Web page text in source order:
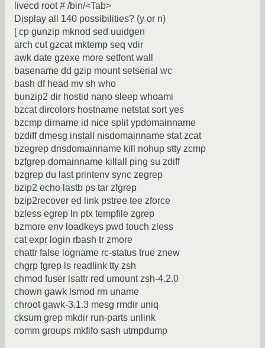
livecd root # /bin/<Tab>
Display all 140 possibilities? (y or n)
[ cp gunzip mknod sed uuidgen
arch cut gzcat mktemp seq vdir
awk date gzexe more setfont wall
basename dd gzip mount setserial wc
bash df head mv sh who
bunzip2 dir hostid nano sleep whoami
bzcat dircolors hostname netstat sort yes
bzcmp dirname id nice split ypdomainname
bzdiff dmesg install nisdomainname stat zcat
bzegrep dnsdomainname kill nohup stty zcmp
bzfgrep domainname killall ping su zdiff
bzgrep du last printenv sync zegrep
bzip2 echo lastb ps tar zfgrep
bzip2recover ed link pstree tee zforce
bzless egrep ln ptx tempfile zgrep
bzmore env loadkeys pwd touch zless
cat expr login rbash tr zmore
chattr false logname rc-status true znew
chgrp fgrep ls readlink tty zsh
chmod fuser lsattr red umount zsh-4.2.0
chown gawk lsmod rm uname
chroot gawk-3.1.3 mesg rmdir uniq
cksum grep mkdir run-parts unlink
comm groups mkfifo sash utmpdump